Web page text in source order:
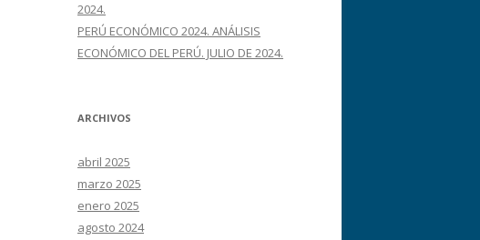
2024.
PERÚ ECONÓMICO 2024. ANÁLISIS
ECONÓMICO DEL PERÚ. JULIO DE 2024.
ARCHIVOS
abril 2025
marzo 2025
enero 2025
agosto 2024